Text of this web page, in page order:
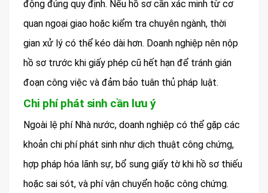
động đúng quy định. Nếu hồ sơ cần xác minh từ cơ
quan ngoại giao hoặc kiểm tra chuyên ngành, thời
gian xử lý có thể kéo dài hơn. Doanh nghiệp nên nộp
hồ sơ trước khi giấy phép cũ hết hạn để tránh gián
đoạn công việc và đảm bảo tuân thủ pháp luật.
Chi phí phát sinh cần lưu ý
Ngoài lệ phí Nhà nước, doanh nghiệp có thể gặp các
khoản chi phí phát sinh như dịch thuật công chứng,
hợp pháp hóa lãnh sự, bổ sung giấy tờ khi hồ sơ thiếu
hoặc sai sót, và phí vận chuyển hoặc công chứng.